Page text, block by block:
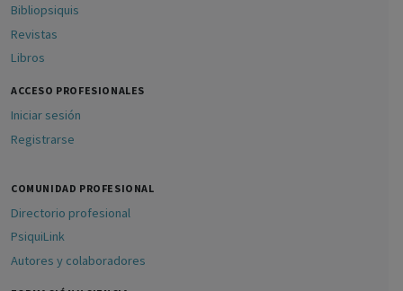
Bibliopsiquis
Revistas
Libros
ACCESO PROFESIONALES
Iniciar sesión
Registrarse
COMUNIDAD PROFESIONAL
Directorio profesional
PsiquiLink
Autores y colaboradores